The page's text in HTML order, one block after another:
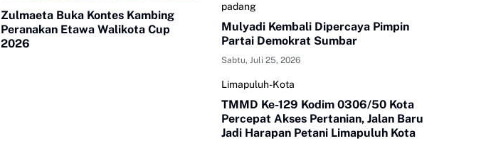
Zulmaeta Buka Kontes Kambing
Peranakan Etawa Walikota Cup
2026
padang
Mulyadi Kembali Dipercaya Pimpin
Partai Demokrat Sumbar
Sabtu, Juli 25, 2026
Limapuluh-Kota
TMMD Ke-129 Kodim 0306/50 Kota
Percepat Akses Pertanian, Jalan Baru
Jadi Harapan Petani Limapuluh Kota